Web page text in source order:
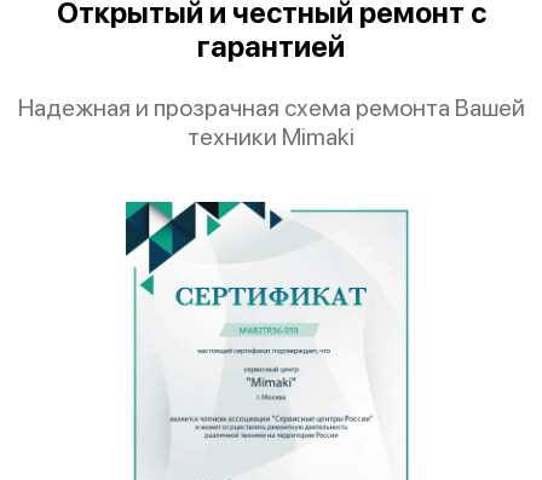
Mimaki JFX500-2131
Mimaki JFX200-2513EX
Открытый и честный ремонт с
гарантией
Надежная и прозрачная схема ремонта Вашей
техники Mimaki